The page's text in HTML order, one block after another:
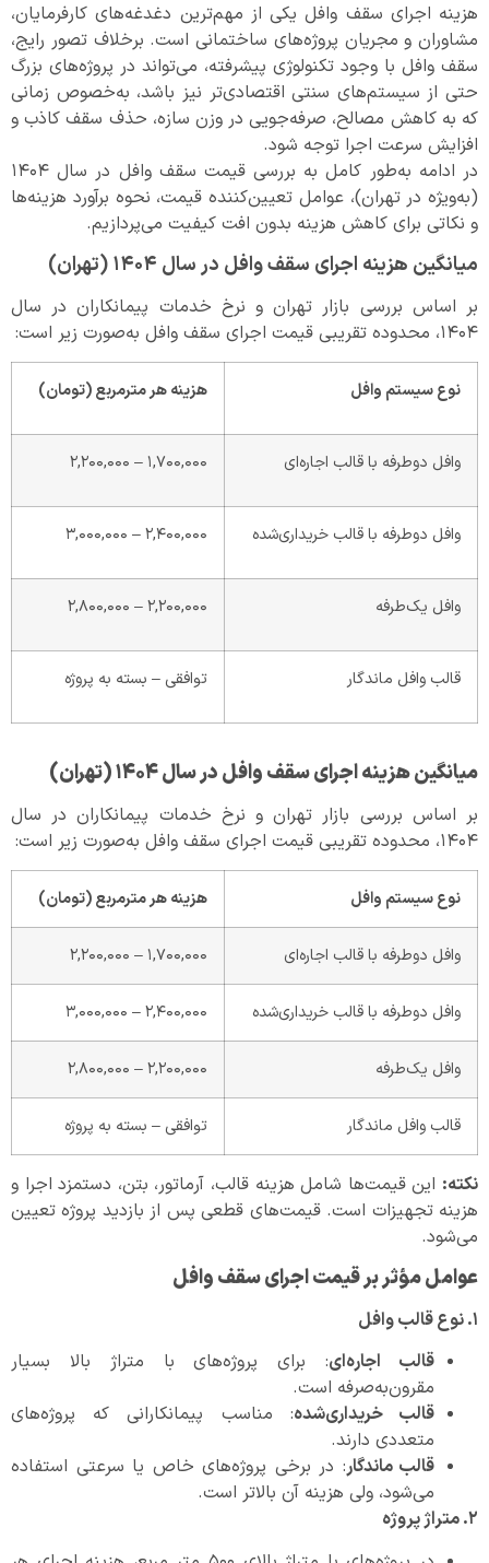
هزینه اجرای سقف وافل یکی از مهم‌ترین دغدغه‌های کارفرمایان،
مشاوران و مجریان پروژه‌های ساختمانی است. برخلاف تصور رایج،
سقف وافل با وجود تکنولوژی پیشرفته، می‌تواند در پروژه‌های بزرگ
حتی از سیستم‌های سنتی اقتصادی‌تر نیز باشد، به‌خصوص زمانی
که به کاهش مصالح، صرفه‌جویی در وزن سازه، حذف سقف کاذب و
افزایش سرعت اجرا توجه شود.
در ادامه به‌طور کامل به بررسی قیمت سقف وافل در سال ۱۴۰۴
(به‌ویژه در تهران)، عوامل تعیین‌کننده قیمت، نحوه برآورد هزینه‌ها
و نکاتی برای کاهش هزینه بدون افت کیفیت می‌پردازیم.
میانگین هزینه اجرای سقف وافل در سال ۱۴۰۴ (تهران)
بر اساس بررسی بازار تهران و نرخ خدمات پیمانکاران در سال
۱۴۰۴، محدوده تقریبی قیمت اجرای سقف وافل به‌صورت زیر است:
نوع سیستم وافل هزینه هر مترمربع (تومان)
وافل دوطرفه با قالب اجاره‌ای ۱,۷۰۰,۰۰۰ – ۲,۲۰۰,۰۰۰
وافل دوطرفه با قالب خریداری‌شده ۲,۴۰۰,۰۰۰ – ۳,۰۰۰,۰۰۰
وافل یک‌طرفه ۲,۲۰۰,۰۰۰ – ۲,۸۰۰,۰۰۰
قالب وافل ماندگار توافقی – بسته به پروژه
میانگین هزینه اجرای سقف وافل در سال۱۴۰۴ ( تهران)
بر اساس بررسی بازار تهران و نرخ خدمات پیمانکاران در سال
۱۴۰۴، محدوده تقریبی قیمت اجرای سقف وافل به‌صورت زیر است:
نوع سیستم وافل هزینه هر مترمربع (تومان)
وافل دوطرفه با قالب اجاره‌ای ۱,۷۰۰,۰۰۰ – ۲,۲۰۰,۰۰۰
وافل دوطرفه با قالب خریداری‌شده ۲,۴۰۰,۰۰۰ – ۳,۰۰۰,۰۰۰
وافل یک‌طرفه ۲,۲۰۰,۰۰۰ – ۲,۸۰۰,۰۰۰
قالب وافل ماندگار توافقی – بسته به پروژه
نکته:این قیمت‌ها شامل هزینه قالب، آرماتور، بتن، دستمزد اجرا و
هزینه تجهیزات است. قیمت‌های قطعی پس از بازدید پروژه تعیین
می‌شود.
عوامل مؤثر بر قیمت اجرای سقف وافل
۱.نوع قالب وافل
قالب اجاره‌ای: برای پروژه‌های با متراژ بالا بسیار
مقرون‌به‌صرفه است.
قالب خریداری‌شده: مناسب پیمانکارانی که پروژه‌های
متعددی دارند.
قالب ماندگار: در برخی پروژه‌های خاص یا سرعتی استفاده
می‌شود، ولی هزینه آن بالاتر است.
۲.متراژ پروژه